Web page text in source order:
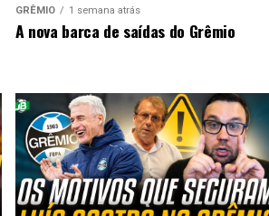
GRÊMIO 1 semana atrás
A nova barca de saídas do Grêmio